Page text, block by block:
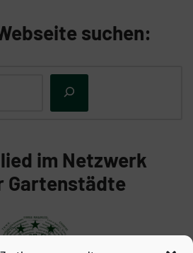
suchen:
im Netzwerk
Gartenstädte